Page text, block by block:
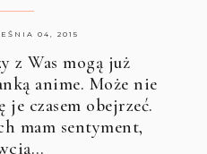
04, 2015
z Was mogą już
anime. Może nie
je czasem obejrzeć.
mam sentyment,